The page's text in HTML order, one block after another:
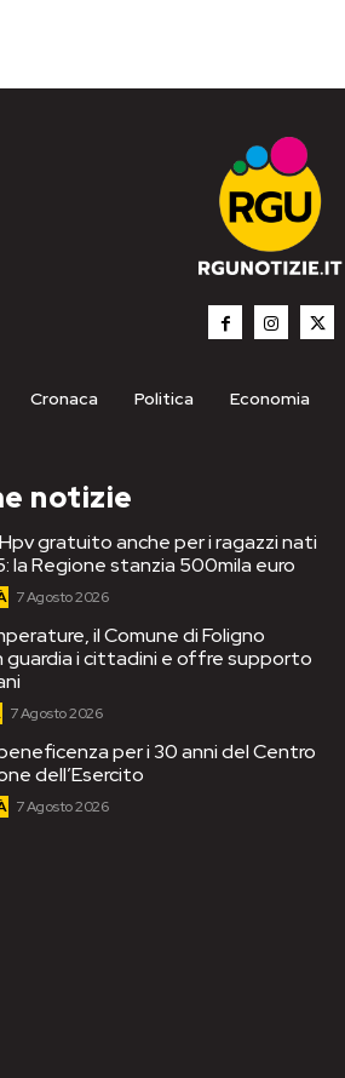
Cronaca Politica Economia
notizie
gratuito anche per i ragazzi nati
la Regione stanzia 500mila euro
7 Agosto 2026
il Comune di Foligno
i cittadini e offre supporto
7 Agosto 2026
per i 30 anni del Centro
dell’Esercito
7 Agosto 2026